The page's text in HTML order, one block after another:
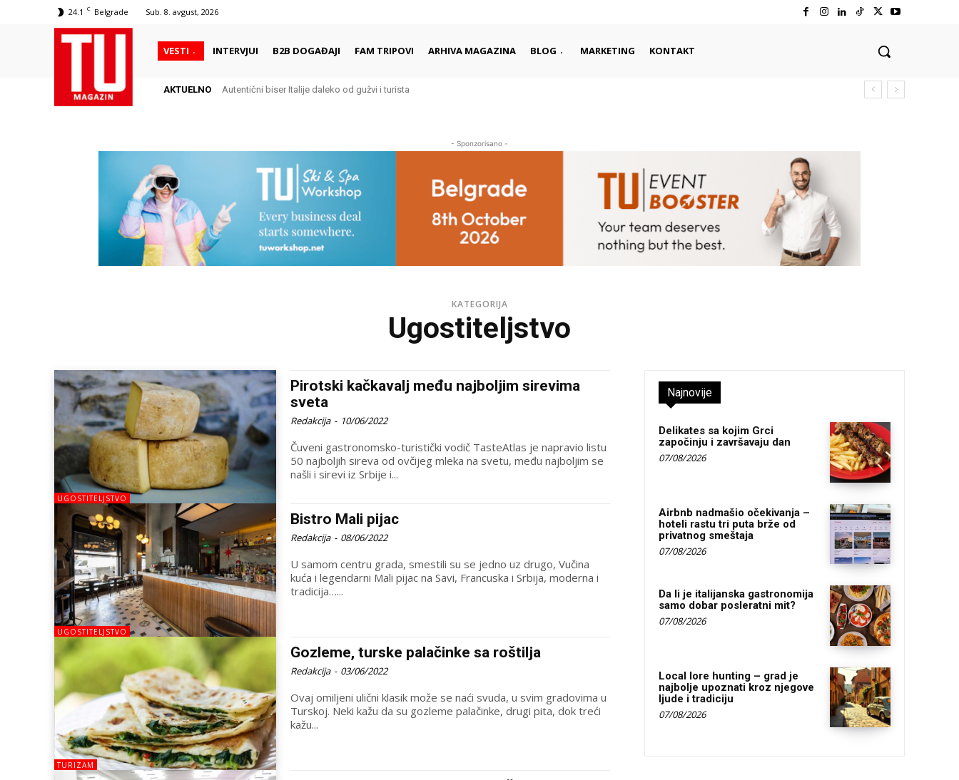
24.1 C Belgrade Sub. 8. avgust, 2026
VESTI INTERVJUI B2B DOGAĐAJI FAM TRIPOVI ARHIVA MAGAZINA BLOG MARKETING KONTAKT
AKTUELNO Autentični biser Italije daleko od gužvi i turista
- Sponzorisano -
KATEGORIJA
Ugostiteljstvo
UGOSTITELJSTVO
Pirotski kačkavalj među najboljim sirevima
sveta
Redakcija - 10/06/2022
Čuveni gastronomsko-turistički vodič TasteAtlas je napravio listu
50 najboljih sireva od ovčijeg mleka na svetu, među najboljim se
našli i sirevi iz Srbije i...
UGOSTITELJSTVO
Bistro Mali pijac
Redakcija - 08/06/2022
U samom centru grada, smestili su se jedno uz drugo, Vučina
kuća i legendarni Mali pijac na Savi, Francuska i Srbija, moderna i
tradicija…...
TURIZAM
Gozleme, turske palačinke sa roštilja
Redakcija - 03/06/2022
Ovaj omiljeni ulični klasik može se naći svuda, u svim gradovima u
Turskoj. Neki kažu da su gozleme palačinke, drugi pita, dok treći
kažu...
Najnovije
Delikates sa kojim Grci
započinju i završavaju dan
07/08/2026
Airbnb nadmašio očekivanja –
hoteli rastu tri puta brže od
privatnog smeštaja
07/08/2026
Da li je italijanska gastronomija
samo dobar posleratni mit?
07/08/2026
Local lore hunting – grad je
najbolje upoznati kroz njegove
ljude i tradiciju
07/08/2026